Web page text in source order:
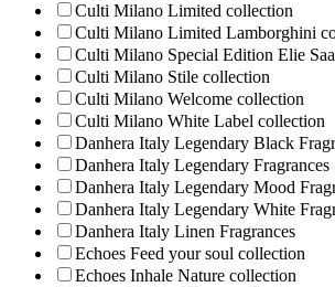
Culti Milano Limited collection
Culti Milano Limited Lamborghini
Culti Milano Special Edition Elie
Culti Milano Stile collection
Culti Milano Welcome collection
Culti Milano White Label collection
Danhera Italy Legendary Black
Danhera Italy Legendary Fragrances
Danhera Italy Legendary Mood
Danhera Italy Legendary White
Danhera Italy Linen Fragrances
Echoes Feed your soul collection
Echoes Inhale Nature collection